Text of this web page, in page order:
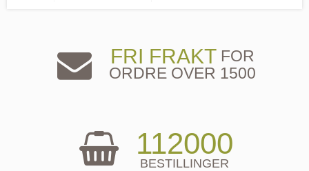
FRI FRAKTFOR
ORDRE OVER 1500
112000
BESTILLINGER